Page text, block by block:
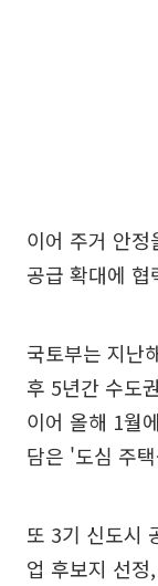
이어 주거 안
공급 확대에
국토부는 지난
후 5년간 수도
이어 올해 1월
담은 '도심 주
또 3기 신도시
업 후보지 선